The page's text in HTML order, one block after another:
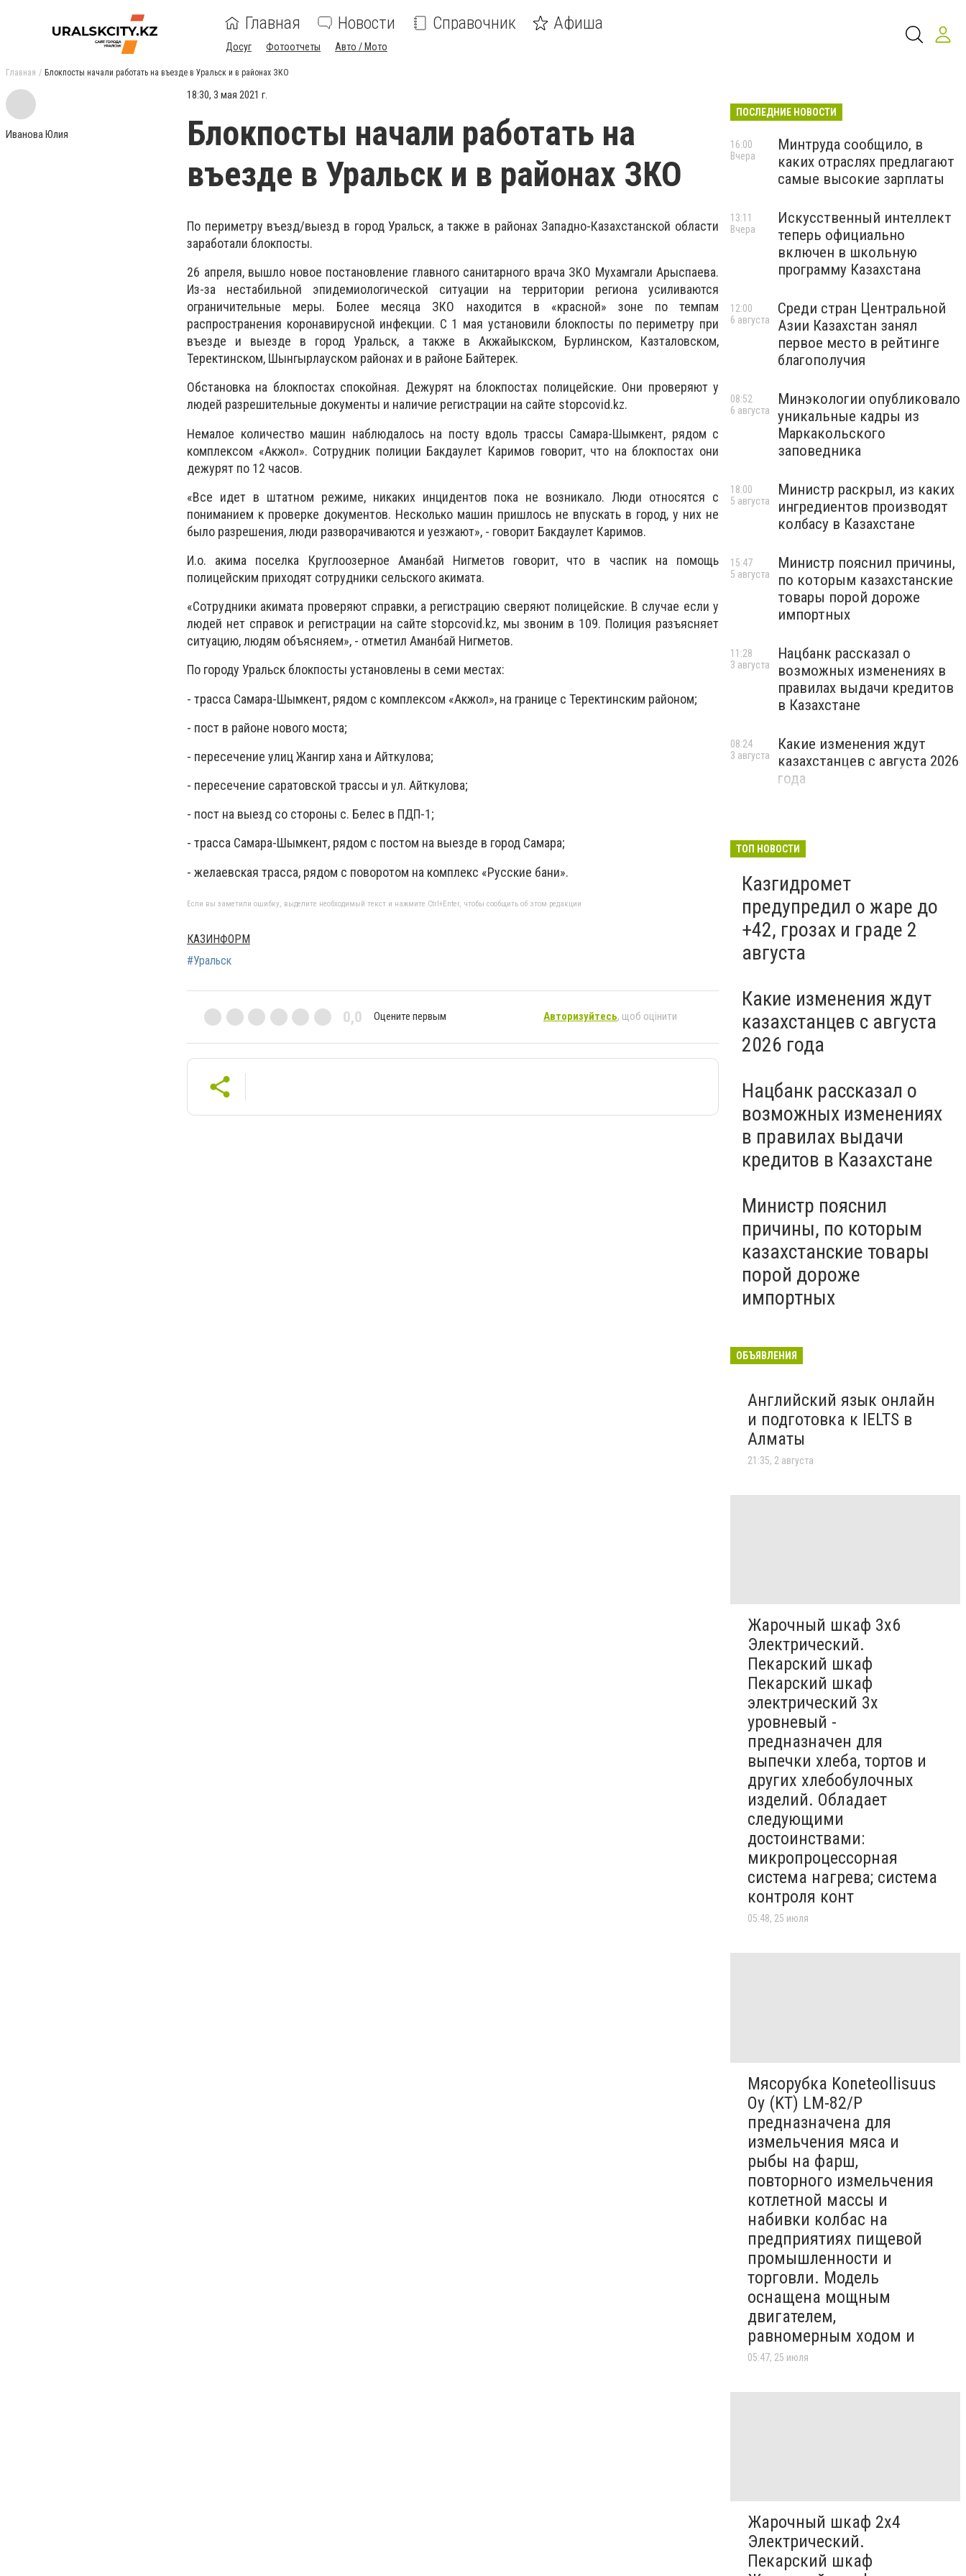
Главная Новости Справочник Афиша
Досуг Фотоотчеты Авто / Мото
Главная Блокпосты начали работать на въезде в Уральск и в районах ЗКО
Иванова Юлия
18:30, 3 мая 2021 г.
Блокпосты начали работать на
въезде в Уральск и в районах ЗКО
По периметру въезд/выезд в город Уральск, а также в районах Западно-Казахстанской области
заработали блокпосты.
26 апреля, вышло новое постановление главного санитарного врача ЗКО Мухамгали Арыспаева.
Из-за нестабильной эпидемиологической ситуации на территории региона усиливаются
ограничительные меры. Более месяца ЗКО находится в «красной» зоне по темпам
распространения коронавирусной инфекции. С 1 мая установили блокпосты по периметру при
въезде и выезде в город Уральск, а также в Акжайыкском, Бурлинском, Казталовском,
Теректинском, Шынгырлауском районах и в районе Байтерек.
Обстановка на блокпостах спокойная. Дежурят на блокпостах полицейские. Они проверяют у
людей разрешительные документы и наличие регистрации на сайте stopcоvid.kz.
Немалое количество машин наблюдалось на посту вдоль трассы Самара-Шымкент, рядом с
комплексом «Акжол». Сотрудник полиции Бакдаулет Каримов говорит, что на блокпостах они
дежурят по 12 часов.
«Все идет в штатном режиме, никаких инцидентов пока не возникало. Люди относятся с
пониманием к проверке документов. Несколько машин пришлось не впускать в город, у них не
было разрешения, люди разворачиваются и уезжают», - говорит Бакдаулет Каримов.
И.о. акима поселка Круглоозерное Аманбай Нигметов говорит, что в часпик на помощь
полицейским приходят сотрудники сельского акимата.
«Сотрудники акимата проверяют справки, а регистрацию сверяют полицейские. В случае если у
людей нет справок и регистрации на сайте stopcovid.kz, мы звоним в 109. Полиция разъясняет
ситуацию, людям объясняем», - отметил Аманбай Нигметов.
По городу Уральск блокпосты установлены в семи местах:
- трасса Самара-Шымкент, рядом с комплексом «Акжол», на границе с Теректинским районом;
- пост в районе нового моста;
- пересечение улиц Жангир хана и Айткулова;
- пересечение саратовской трассы и ул. Айткулова;
- пост на выезд со стороны с. Белес в ПДП-1;
- трасса Самара-Шымкент, рядом с постом на выезде в город Самара;
- желаевская трасса, рядом с поворотом на комплекс «Русские бани».
Если вы заметили ошибку, выделите необходимый текст и нажмите Ctrl+Enter, чтобы сообщить об этом редакции
КАЗИНФОРМ
#Уральск
0,0 Оцените первым Авторизуйтесь, щоб оцінити
ПОСЛЕДНИЕ НОВОСТИ
Минтруда сообщило, в
каких отраслях предлагают
самые высокие зарплаты
16:00
Вчера
Искусственный интеллект
теперь официально
включен в школьную
программу Казахстана
13:11
Вчера
Среди стран Центральной
Азии Казахстан занял
первое место в рейтинге
благополучия
12:00
6 августа
Минэкологии опубликовало
уникальные кадры из
Маркакольского
заповедника
08:52
6 августа
Министр раскрыл, из каких
ингредиентов производят
колбасу в Казахстане
18:00
5 августа
Министр пояснил причины,
по которым казахстанские
товары порой дороже
импортных
15:47
5 августа
Нацбанк рассказал о
возможных изменениях в
правилах выдачи кредитов
в Казахстане
11:28
3 августа
Какие изменения ждут
казахстанцев с августа 2026
года
08:24
3 августа
ТОП НОВОСТИ
Казгидромет
предупредил о жаре до
+42, грозах и граде 2
августа
Какие изменения ждут
казахстанцев с августа
2026 года
Нацбанк рассказал о
возможных изменениях
в правилах выдачи
кредитов в Казахстане
Министр пояснил
причины, по которым
казахстанские товары
порой дороже
импортных
ОБЪЯВЛЕНИЯ
Английский язык онлайн
и подготовка к IELTS в
Алматы
21:35, 2 августа
Жарочный шкаф 3х6
Электрический.
Пекарский шкаф
Пекарский шкаф
электрический 3х
уровневый -
предназначен для
выпечки хлеба, тортов и
других хлебобулочных
изделий. Обладает
следующими
достоинствами:
микропроцессорная
система нагрева; система
контроля конт
05:48, 25 июля
Мясорубка Koneteollisuus
Oy (KT)​ LM-82/P
предназначена для
измельчения мяса и
рыбы на фарш,
повторного измельчения
котлетной массы и
набивки колбас на
предприятиях пищевой
промышленности и
торговли. Модель
оснащена мощным
двигателем,
равномерным ходом и
05:47, 25 июля
Жарочный шкаф 2х4
Электрический.
Пекарский шкаф